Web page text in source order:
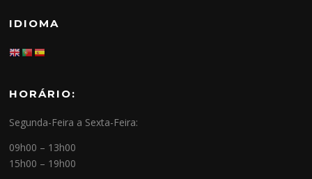
IDIOMA
HORÁRIO:
Segunda-Feira a Sexta-Feira:
09h00 – 13h00
15h00 – 19h00